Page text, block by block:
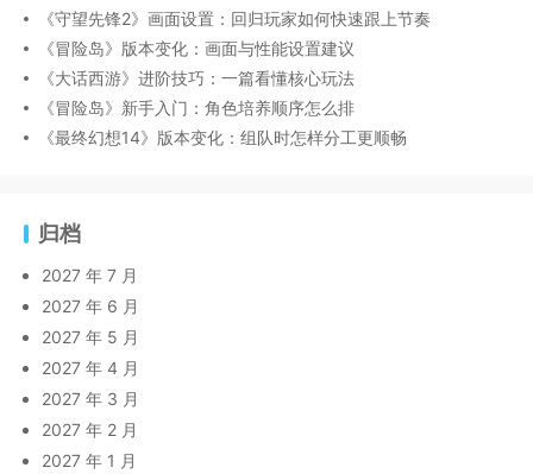
《守望先锋2》画面设置：回归玩家如何快速跟上节奏
《冒险岛》版本变化：画面与性能设置建议
《大话西游》进阶技巧：一篇看懂核心玩法
《冒险岛》新手入门：角色培养顺序怎么排
《最终幻想14》版本变化：组队时怎样分工更顺畅
归档
2027 年 7 月
2027 年 6 月
2027 年 5 月
2027 年 4 月
2027 年 3 月
2027 年 2 月
2027 年 1 月